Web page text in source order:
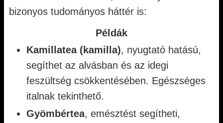
bizonyos tudományos háttér is:
Példák
Kamillatea (kamilla), nyugtató hatású,
segíthet az alvásban és az idegi
feszültség csökkentésében. Egészséges
italnak tekinthető.
Gyömbértea, emésztést segítheti,